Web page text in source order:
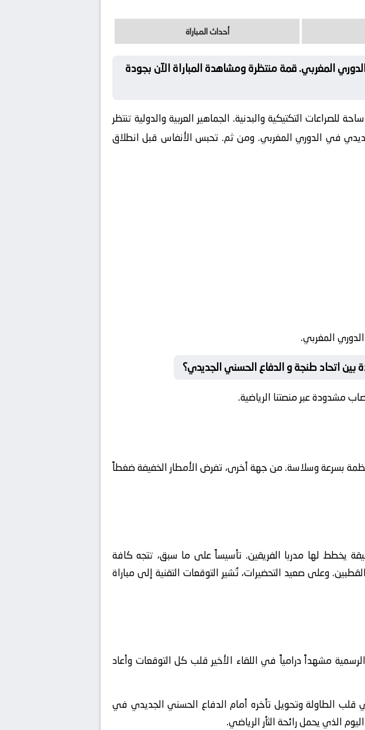
أحداث المباراة
المغربي. قمة منتظرة ومشاهدة المباراة الآن بجودة
التكتيكية والبدنية. الجماهير العربية والدولية تنتظر
في الدوري المغربي. ومن ثم. تحبس الأنفاس قبل انطلاق
المغربي.
اتحاد طنجة و الدفاع الحسني الجديدي؟
مشدودة عبر منصتنا الرياضية.
بسرعة وسلاسة. من جهة أخرى، تفرض الأمطار الخفيفة ضغطاً
يخطط لها مدربا الفريقين. تأسيساً على ما سبق، تتجه كافة
وعلى صعيد التحضيرات، تُشير التوقعات التقنية إلى مباراة
مشهداً درامياً في اللقاء الأخير قلب كل التوقعات وأعاد
قلب الطاولة وتحويل تأخره أمام الدفاع الحسني الجديدي في
الذي يحمل رائحة الثأر الرياضي.